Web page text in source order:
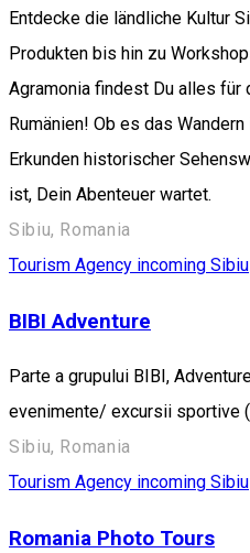
Entdecke die ländliche Kultur
Produkten bis hin zu
Agramonia findest Du alles für
Rumänien! Ob es das
Erkunden historischer
ist, Dein Abenteuer wartet.
Sibiu, Romania
Tourism Agency incoming Sibiu
BIBI Adventure
Parte a grupului BIBI,
evenimente/ excursii sportive
Sibiu, Romania
Tourism Agency incoming Sibiu
Romania Photo Tours